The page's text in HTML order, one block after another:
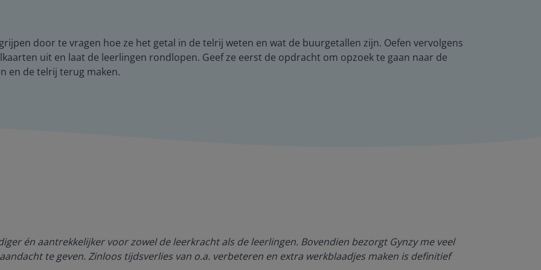
door te vragen hoe ze het getal in de telrij weten en wat de buurgetallen zijn. Oefen vervolgens
uit en laat de leerlingen rondlopen. Geef ze eerst de opdracht om opzoek te gaan naar de
en de telrij terug maken.
én aantrekkelijker voor zowel de leerkracht als de leerlingen. Bovendien bezorgt Gynzy me veel
te geven. Zinloos tijdsverlies van o.a. verbeteren en extra werkblaadjes maken is definitief